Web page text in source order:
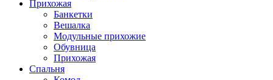
Прихожая
Банкетки
Вешалка
Модульные прихожие
Обувница
Прихожая
Спальня